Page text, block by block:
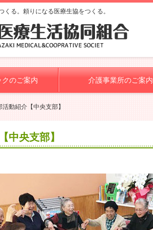
くる。頼りになる医療生協をつくる。
のご案内 介護事業所のご案内
活動紹介【中央支部】
中央支部】